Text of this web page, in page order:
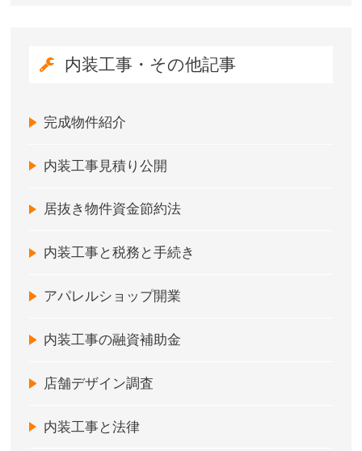
内装工事・その他記事
完成物件紹介
内装工事見積り公開
居抜き物件資金節約法
内装工事と税務と手続き
アパレルショップ開業
内装工事の融資補助金
店舗デザイン調査
内装工事と法律